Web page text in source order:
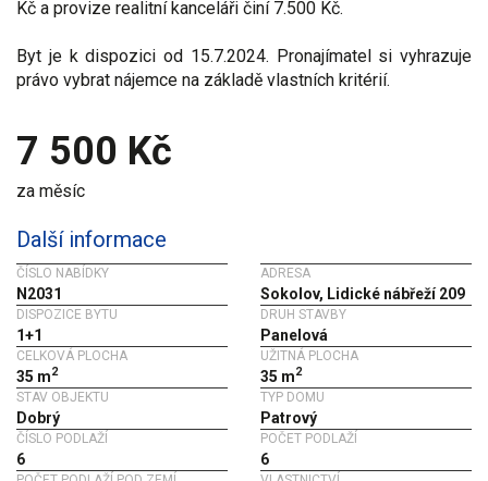
Kč a provize realitní kanceláři činí 7.500 Kč.
Byt je k dispozici od 15.7.2024. Pronajímatel si vyhrazuje
právo vybrat nájemce na základě vlastních kritérií.
7 500 Kč
za měsíc
Další informace
ČÍSLO NABÍDKY
N2031
ADRESA
Sokolov, Lidické nábřeží 209
DISPOZICE BYTU
1+1
DRUH STAVBY
Panelová
CELKOVÁ PLOCHA
35 m2
UŽITNÁ PLOCHA
35 m2
STAV OBJEKTU
Dobrý
TYP DOMU
Patrový
ČÍSLO PODLAŽÍ
6
POČET PODLAŽÍ
6